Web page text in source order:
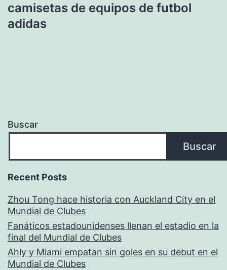
camisetas de equipos de futbol
adidas
Buscar
Buscar
Recent Posts
Zhou Tong hace historia con Auckland City en el
Mundial de Clubes
Fanáticos estadounidenses llenan el estadio en la
final del Mundial de Clubes
Ahly y Miami empatan sin goles en su debut en el
Mundial de Clubes